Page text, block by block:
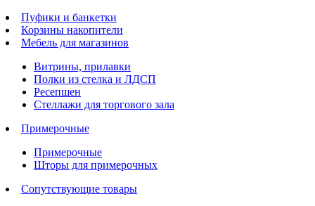
Пуфики и банкетки
Корзины накопители
Мебель для магазинов
Витрины, прилавки
Полки из стелка и ЛДСП
Ресепшен
Стеллажи для торгового зала
Примерочные
Примерочные
Шторы для примерочных
Сопутствующие товары